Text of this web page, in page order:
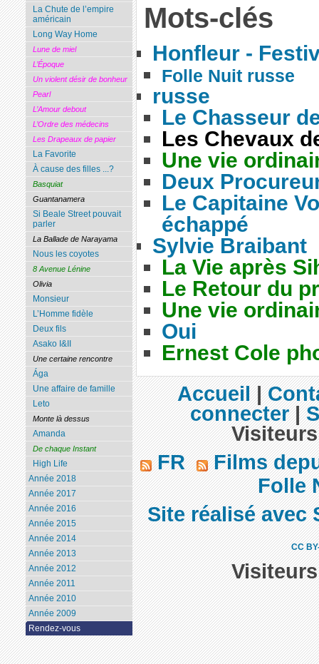
Mots-clés
Honfleur -
Folle Nuit russe
russe
Le Chasseur
Les Chevaux
Une vie
Deux
Le Capitaine
échappé
Sylvie Braibant
La Vie après
Le Retour du
Une vie
Oui
Ernest Cole
La Chute de l’empire
américain
Long Way Home
Lune de miel
L’Époque
Un violent désir de bonheur
Pearl
L’Amour debout
L’Ordre des médecins
Les Drapeaux de papier
La Favorite
À cause des filles ...?
Basquiat
Guantanamera
Si Beale Street pouvait
parler
La Ballade de Narayama
Nous les coyotes
8 Avenue Lénine
Olivia
Monsieur
L’Homme fidèle
Deux fils
Asako I&II
Une certaine rencontre
Ága
Une affaire de famille
Leto
Monte là dessus
Amanda
De chaque Instant
High Life
Année 2018
Année 2017
Année 2016
Année 2015
Année 2014
Année 2013
Année 2012
Année 2011
Année 2010
Année 2009
Rendez-vous
Accueil|
connecter|
FR
Films
Folle
Site réalisé avec
CC